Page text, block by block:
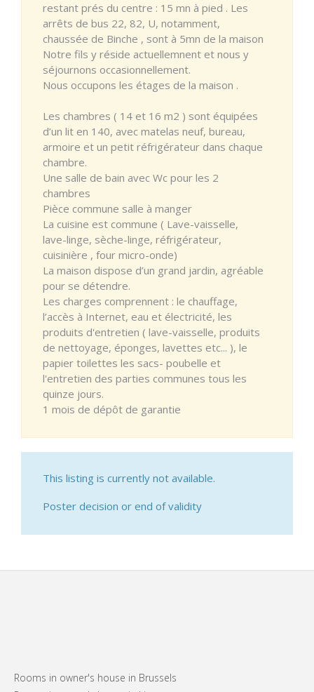
restant prés du centre : 15 mn à pied . Les
arrêts de bus 22, 82, U, notamment,
chaussée de Binche , sont à 5mn de la maison
Notre fils y réside actuellemnent et nous y
séjournons occasionnellement.
Nous occupons les étages de la maison .
Les chambres ( 14 et 16 m2 ) sont équipées
d’un lit en 140, avec matelas neuf, bureau,
armoire et un petit réfrigérateur dans chaque
chambre.
Une salle de bain avec Wc pour les 2
chambres
Pièce commune salle à manger
La cuisine est commune ( Lave-vaisselle,
lave-linge, sèche-linge, réfrigérateur,
cuisinière , four micro-onde)
La maison dispose d’un grand jardin, agréable
pour se détendre.
Les charges comprennent : le chauffage,
l’accès à Internet, eau et électricité, les
produits d'entretien ( lave-vaisselle, produits
de nettoyage, éponges, lavettes etc... ), le
papier toilettes les sacs- poubelle et
l'entretien des parties communes tous les
quinze jours.
1 mois de dépôt de garantie
This listing is currently not available.
Poster decision or end of validity
Rooms in owner's house in Brussels